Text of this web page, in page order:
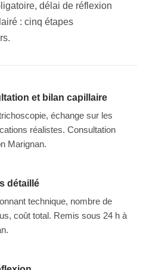
délai de réflexion
: cinq étapes
et bilan capillaire
échange sur les
réalistes. Consultation
Marignan.
détaillé
technique, nombre de
coût total. Remis sous 24 h à